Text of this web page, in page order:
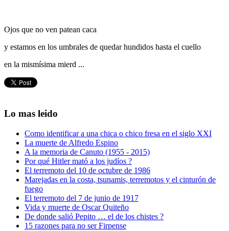
Ojos que no ven patean caca
y estamos en los umbrales de quedar hundidos hasta el cuello
en la mismísima mierd ...
Lo mas leido
Como identificar a una chica o chico fresa en el siglo XXI
La muerte de Alfredo Espino
A la memoria de Canuto (1955 - 2015)
Por qué Hitler mató a los judíos ?
El terremoto del 10 de octubre de 1986
Marejadas en la costa, tsunamis, terremotos y el cinturón de
fuego
El terremoto del 7 de junio de 1917
Vida y muerte de Oscar Quiteño
De donde salió Pepito … el de los chistes ?
15 razones para no ser Firpense